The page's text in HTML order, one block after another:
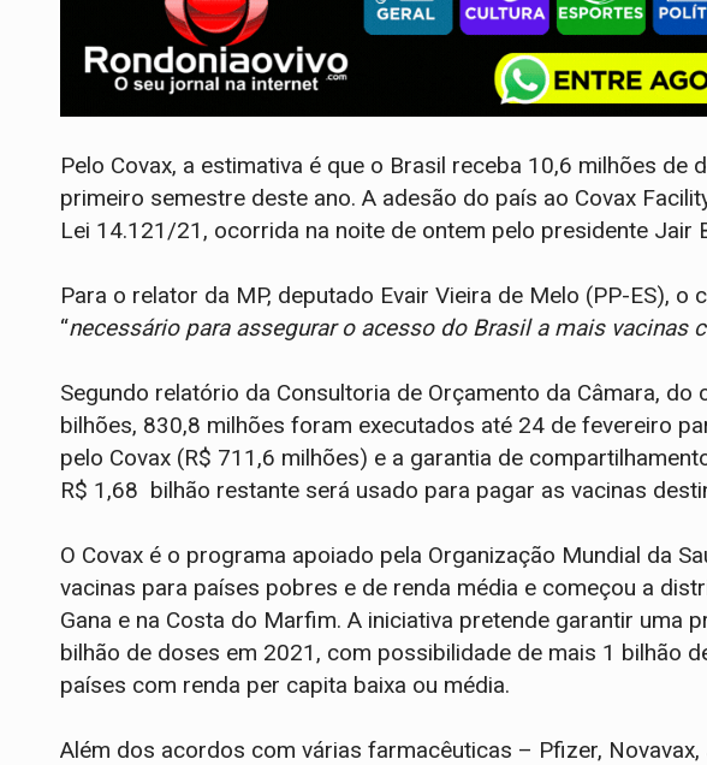
Pelo Covax, a estimativa é que o Brasil receba 10,6 milhões de
primeiro semestre deste ano. A adesão do país ao Covax
Lei 14.121/21, ocorrida na noite de ontem pelo presidente Jair
Para o relator da MP, deputado Evair Vieira de Melo (PP-ES), o
“necessário para assegurar o acesso do Brasil a mais vacinas
Segundo relatório da Consultoria de Orçamento da Câmara,
bilhões, 830,8 milhões foram executados até 24 de fevereiro
pelo Covax (R$ 711,6 milhões) e a garantia de
R$ 1,68 bilhão restante será usado para pagar as vacinas
O Covax é o programa apoiado pela Organização Mundial da
vacinas para países pobres e de renda média e começou a
Gana e na Costa do Marfim. A iniciativa pretende garantir uma
bilhão de doses em 2021, com possibilidade de mais 1 bilhão
países com renda per capita baixa ou média.
Além dos acordos com várias farmacêuticas – Pfizer,